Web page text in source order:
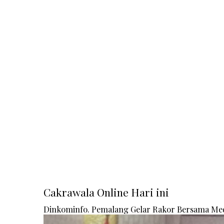
Cakrawala Online Hari ini
Dinkominfo. Pemalang Gelar Rakor Bersama